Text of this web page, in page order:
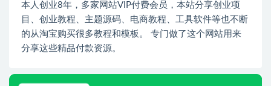
本人创业8年，多家网站VIP付费会员，本站分享创业项
目、创业教程、主题源码、电商教程、工具软件等也不断
的从淘宝购买很多教程和模板。 专门做了这个网站用来
分享这些精品付款资源。